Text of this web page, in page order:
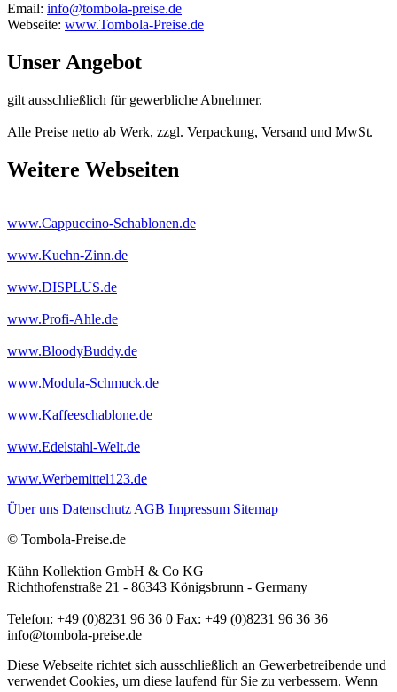
Email: info@tombola-preise.de
Webseite: www.Tombola-Preise.de
Unser Angebot
gilt ausschließlich für gewerbliche Abnehmer.
Alle Preise netto ab Werk, zzgl. Verpackung, Versand und MwSt.
Weitere Webseiten
www.Cappuccino-Schablonen.de
www.Kuehn-Zinn.de
www.DISPLUS.de
www.Profi-Ahle.de
www.BloodyBuddy.de
www.Modula-Schmuck.de
www.Kaffeeschablone.de
www.Edelstahl-Welt.de
www.Werbemittel123.de
Über uns Datenschutz AGB Impressum Sitemap
© Tombola-Preise.de
Kühn Kollektion GmbH & Co KG
Richthofenstraße 21 - 86343 Königsbrunn - Germany
Telefon: +49 (0)8231 96 36 0 Fax: +49 (0)8231 96 36 36
info@tombola-preise.de
Diese Webseite richtet sich ausschließlich an Gewerbetreibende und
verwendet Cookies, um diese laufend für Sie zu verbessern. Wenn